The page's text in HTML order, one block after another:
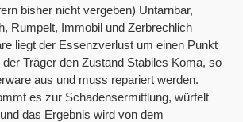
bisher nicht vergeben) Untarnbar,
Rumpelt, Immobil und Zerbrechlich
liegt der Essenzverlust um einen Punkt
der Träger den Zustand Stabiles Koma, so
aus und muss repariert werden.
es zur Schadensermittlung, würfelt
das Ergebnis wird von dem